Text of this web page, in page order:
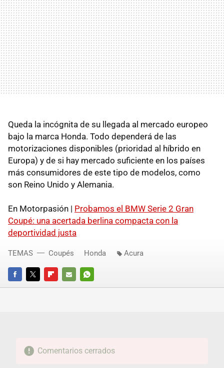
Queda la incógnita de su llegada al mercado europeo
bajo la marca Honda. Todo dependerá de las
motorizaciones disponibles (prioridad al híbrido en
Europa) y de si hay mercado suficiente en los países
más consumidores de este tipo de modelos, como
son Reino Unido y Alemania.
En Motorpasión | Probamos el BMW Serie 2 Gran
Coupé: una acertada berlina compacta con la
deportividad justa
FACEBOOKTWITTERFLIPBOARD
E-
WHATSAPP
TEMAS Coupés Honda Acura
Comentarios cerrados